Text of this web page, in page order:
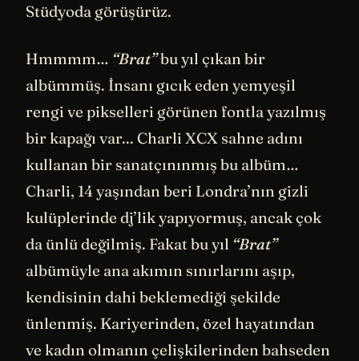
Stüdyoda görüşürüz.
Hmmmm… “Brat”bu yıl çıkan bir
albümmüş. İnsanı gıcık eden yemyeşil
rengi ve pikselleri görünen fontla yazılmış
bir kapağı var... Charli XCX sahne adını
kullanan bir sanatçınınmış bu albüm…
Charli, 14 yaşından beri Londra’nın gizli
kulüplerinde dj’lik yapıyormuş, ancak çok
da ünlü değilmiş. Fakat bu yıl “Brat”
albümüyle ana akımın sınırlarını aşıp,
kendisinin dahi beklemediği şekilde
ünlenmiş. Kariyerinden, özel hayatından
ve kadın olmanın çelişkilerinden bahseden